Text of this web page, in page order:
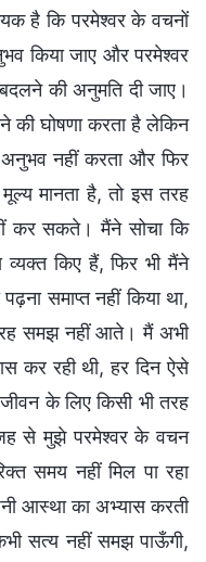
है कि परमेश्वर के वचनों
किया जाए और परमेश्वर
की अनुमति दी जाए।
घोषणा करता है लेकिन
नहीं करता और फिर
मानता है, तो इस तरह
कर सकते। मैंने सोचा कि
किए हैं, फिर भी मैंने
समाप्त नहीं किया था,
समझ नहीं आते। मैं अभी
कर रही थी, हर दिन ऐसे
के लिए किसी भी तरह
से मुझे परमेश्वर के वचन
समय नहीं मिल पा रहा
आस्था का अभ्यास करती
सत्य नहीं समझ पाऊँगी,